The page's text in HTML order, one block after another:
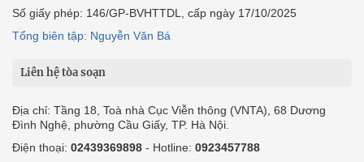
Số giấy phép: 146/GP-BVHTTDL, cấp ngày 17/10/2025
Tổng biên tập: Nguyễn Văn Bá
Liên hệ tòa soạn
Địa chỉ: Tầng 18, Toà nhà Cục Viễn thông (VNTA), 68 Dương
Đình Nghệ, phường Cầu Giấy, TP. Hà Nội.
Điện thoại: 02439369898 - Hotline: 0923457788